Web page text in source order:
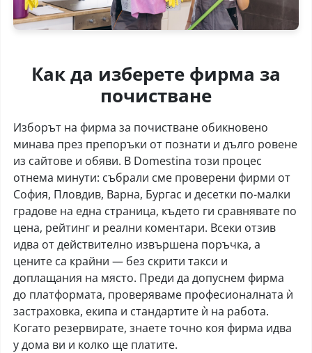
Как да изберете фирма за
почистване
Изборът на фирма за почистване обикновено
минава през препоръки от познати и дълго ровене
из сайтове и обяви. В Domestina този процес
отнема минути: събрали сме проверени фирми от
София, Пловдив, Варна, Бургас и десетки по-малки
градове на една страница, където ги сравнявате по
цена, рейтинг и реални коментари. Всеки отзив
идва от действително извършена поръчка, а
цените са крайни — без скрити такси и
доплащания на място. Преди да допуснем фирма
до платформата, проверяваме професионалната ѝ
застраховка, екипа и стандартите ѝ на работа.
Когато резервирате, знаете точно коя фирма идва
у дома ви и колко ще платите.